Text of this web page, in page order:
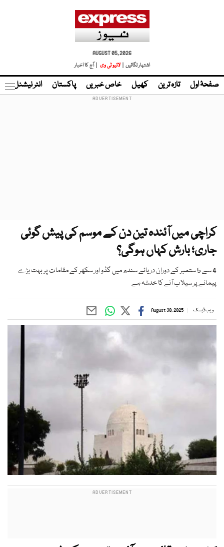
AUGUST 05, 2026
اشتہار لگائیں |
لائیو ٹی وی | آج کا اخبار
صفحۂ اول تازہ ترین کھیل خاص خبریں پاکستان انٹر نیشنل
کراچی میں آئندہ تین دن کے موسم کی پیش گوئی
جاری؛ بارش کہاں ہوگی؟
4 سے 5 ستمبر کے دوران دریائے سندھ میں گڈو اور سکھر کے مقامات پر بہت بڑے
پیمانے پر سیلاب آنے کا خدشہ ہے
ویب ڈیسک August 30, 2025